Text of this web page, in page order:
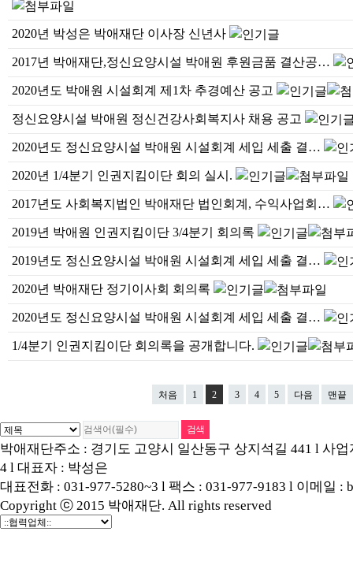
2020년 박성은 박애재단 이사장 신년사
2017년 박애재단,정신요양시설 박애원 후원금품 결산공…
2020년도 박애원 시설회계 제1차 추경예산 공고
정신요양시설 박애원 정신건강사회복지사 채용 공고
2020년도 정신요양시설 박애원 시설회계 세입 세출 결…
2020년 1/4분기 인권지킴이단 회의 실시.
2017년도 사회복지법인 박애재단 법인회계, 수익사업회…
2019년 박애원 인권지킴이단 3/4분기 회의록
2019년도 정신요양시설 박애원 시설회계 세입 세출 결…
2020년 박애재단 정기이사회 회의록
2020년도 정신요양시설 박애원 시설회계 세입 세출 결…
1/4분기 인권지킴이단 회의록을 공개합니다.
처음 1 2 3 4 5 다음 맨끝
박애재단주소 : 경기도 고양시 일산동구 상지석길 441 l 사
4 l 대표자 : 박성은
대표전화 : 031-977-5280~3 l 팩스 : 031-977-9183 l 이메일 :
Copyright ⓒ 2015 박애재단. All rights reserved